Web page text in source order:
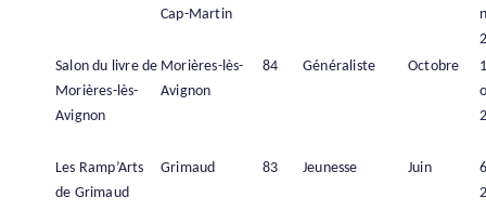
Cap-Martin
Salon du livre de
Morières-lès-
Avignon
Morières-lès-
Avignon
84 Généraliste Octobre
Les Ramp’Arts
de Grimaud
Grimaud 83 Jeunesse Juin